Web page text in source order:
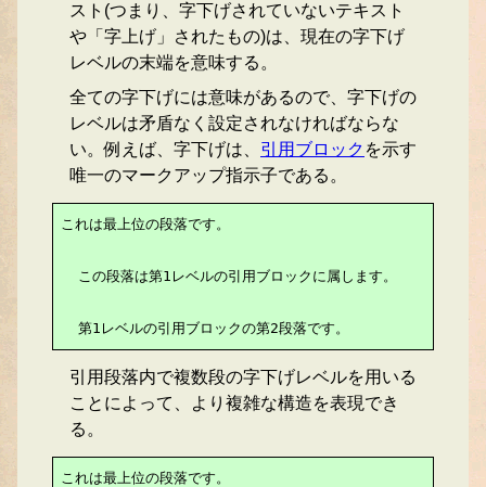
スト(つまり、字下げされていないテキスト
や「字上げ」されたもの)は、現在の字下げ
レベルの末端を意味する。
全ての字下げには意味があるので、字下げの
レベルは矛盾なく設定されなければならな
い。例えば、字下げは、 引用ブロック を示す
唯一のマークアップ指示子である。
これは最上位の段落です。
  この段落は第1レベルの引用ブロックに属します。
  第1レベルの引用ブロックの第2段落です。
引用段落内で複数段の字下げレベルを用いる
ことによって、より複雑な構造を表現でき
る。
これは最上位の段落です。